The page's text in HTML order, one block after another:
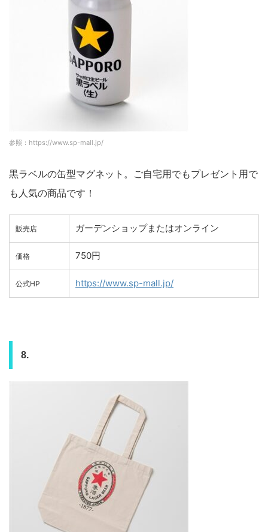
参照：https://www.sp-mall.jp/
黒ラベルの缶型マグネット。ご自宅用でもプレゼント用で
も人気の商品です！
販売店 ガーデンショップまたはオンライン
価格 750円
公式HP https://www.sp-mall.jp/
8.